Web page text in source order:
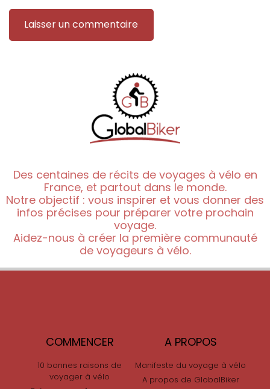
Des centaines de récits de voyages à vélo en
France, et partout dans le monde.
Notre objectif : vous inspirer et vous donner des
infos précises pour préparer votre prochain
voyage.
Aidez-nous à créer la première communauté
de voyageurs à vélo.
COMMENCER
10 bonnes raisons de
voyager à vélo
A PROPOS
Manifeste du voyage à vélo
A propos de GlobalBiker